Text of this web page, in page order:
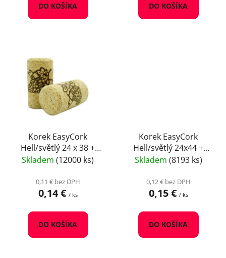
DO KOŠÍKA DO KOŠÍKA
Korek EasyCork
Hell/světlý 24 x 38 +
hrozen
Skladem (12000 ks)
0,11 € bez DPH
0,14 € / ks
DO KOŠÍKA
Korek EasyCork
Hell/světlý 24x44 +
přírodní vzor
Skladem (8193 ks)
0,12 € bez DPH
0,15 € / ks
DO KOŠÍKA